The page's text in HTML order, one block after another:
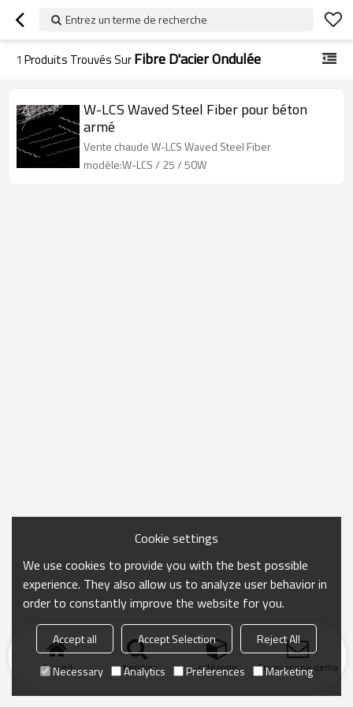
Entrez un terme de recherche
1 Produits Trouvés SurFibre D'acier Ondulée
W-LCS Waved Steel Fiber pour béton
armé
Vente chaude W-LCS Waved Steel Fiber
modèle:W-LCS / 25 / 50W
Accueil chercher catégorie Envoyer une
Cookie settings
We use cookies to provide you with the best possible
experience. They also allow us to analyze user behavior in
order to constantly improve the website for you.
Accept all Accept Selection
Reject All
Necessary
Analytics Preferences Marketing